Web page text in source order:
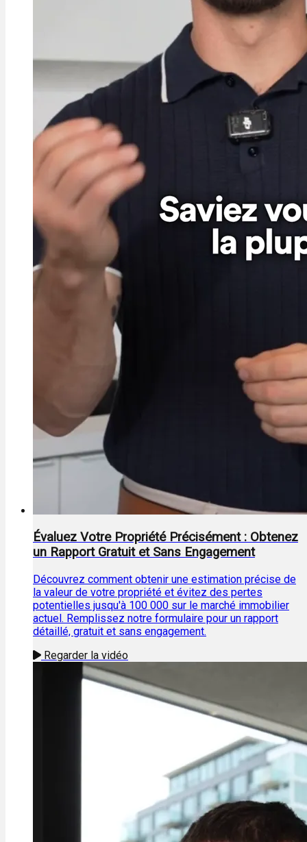
Évaluez Votre Propriété Précisément : Obtenez
un Rapport Gratuit et Sans Engagement
Découvrez comment obtenir une estimation précise de
la valeur de votre propriété et évitez des pertes
potentielles jusqu'à 100 000 sur le marché immobilier
actuel. Remplissez notre formulaire pour un rapport
détaillé, gratuit et sans engagement.
Regarder la vidéo